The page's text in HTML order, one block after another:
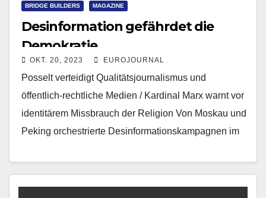
BRIDGE BUILDERS MAGAZINE
Desinformation gefährdet die
Demokratie
OKT. 20, 2023 EUROJOURNAL
Posselt verteidigt Qualitätsjournalismus und
öffentlich-rechtliche Medien / Kardinal Marx warnt vor
identitärem Missbrauch der Religion Von Moskau und
Peking orchestrierte Desinformationskampagnen im